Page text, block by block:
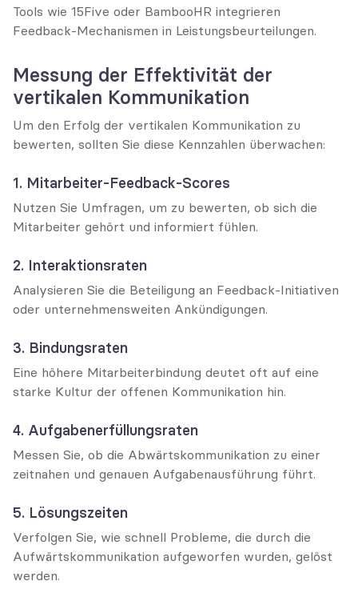
Tools wie 15Five oder BambooHR integrieren
Feedback-Mechanismen in Leistungsbeurteilungen.
Messung der Effektivität der
vertikalen Kommunikation
Um den Erfolg der vertikalen Kommunikation zu
bewerten, sollten Sie diese Kennzahlen überwachen:
1. Mitarbeiter-Feedback-Scores
Nutzen Sie Umfragen, um zu bewerten, ob sich die
Mitarbeiter gehört und informiert fühlen.
2. Interaktionsraten
Analysieren Sie die Beteiligung an Feedback-Initiativen
oder unternehmensweiten Ankündigungen.
3. Bindungsraten
Eine höhere Mitarbeiterbindung deutet oft auf eine
starke Kultur der offenen Kommunikation hin.
4. Aufgabenerfüllungsraten
Messen Sie, ob die Abwärtskommunikation zu einer
zeitnahen und genauen Aufgabenausführung führt.
5. Lösungszeiten
Verfolgen Sie, wie schnell Probleme, die durch die
Aufwärtskommunikation aufgeworfen wurden, gelöst
werden.